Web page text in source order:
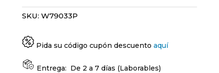
SKU: W79033P
Pida su código cupón descuento aquí
Entrega: De 2 a 7 días (Laborables)